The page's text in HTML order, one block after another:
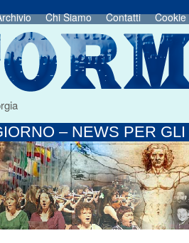
Chi Siamo Contatti Cookie
– NEWS PER